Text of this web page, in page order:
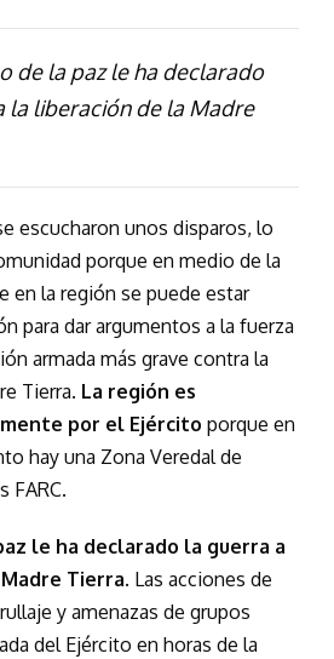
de la paz le ha declarado
la liberación de la Madre
escucharon unos disparos, lo
porque en medio de la
en la región se puede estar
para dar argumentos a la fuerza
armada más grave contra la
Tierra. La región es
por el Ejército porque en
hay una Zona Veredal de
FARC.
le ha declarado la guerra a
Tierra. Las acciones de
y amenazas de grupos
del Ejército en horas de la